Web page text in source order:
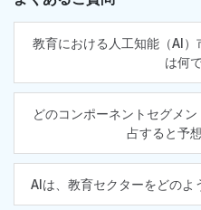
教育における人工知能（AI
は何
どのコンポーネントセグメ
占すると予
AIは、教育セクターをどのよ